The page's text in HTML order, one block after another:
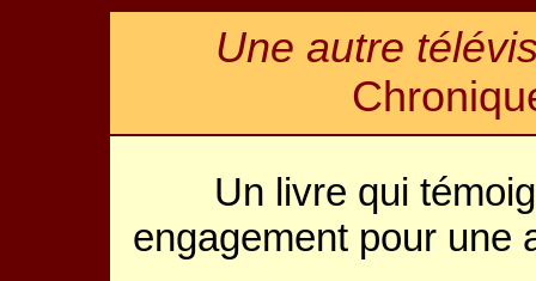
Une autre
Un livre qui
engagement pour une